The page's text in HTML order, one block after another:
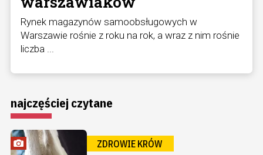
Rynek magazynów samoobsługowych w
Warszawie rośnie z roku na rok, a wraz z nim rośnie
liczba ...
najczęściej czytane
ZDROWIE KRÓW